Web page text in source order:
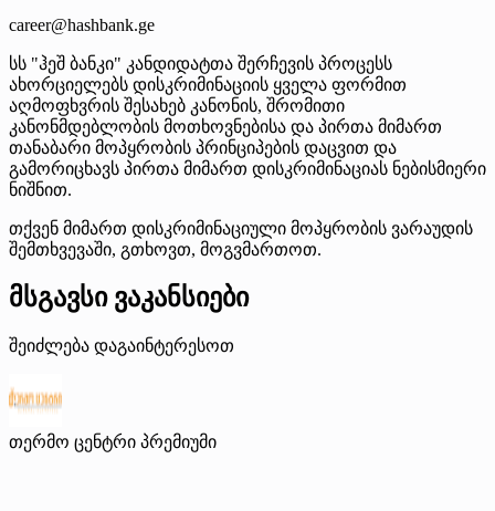
career@hashbank.ge
სს "ჰეშ ბანკი" კანდიდატთა შერჩევის პროცესს
ახორციელებს დისკრიმინაციის ყველა ფორმით
აღმოფხვრის შესახებ კანონის, შრომითი
კანონმდებლობის მოთხოვნებისა და პირთა მიმართ
თანაბარი მოპყრობის პრინციპების დაცვით და
გამორიცხავს პირთა მიმართ დისკრიმინაციას ნებისმიერი
ნიშნით.
თქვენ მიმართ დისკრიმინაციული მოპყრობის ვარაუდის
შემთხვევაში, გთხოვთ, მოგვმართოთ.
მსგავსი ვაკანსიები
შეიძლება დაგაინტერესოთ
თერმო ცენტრი პრემიუმი